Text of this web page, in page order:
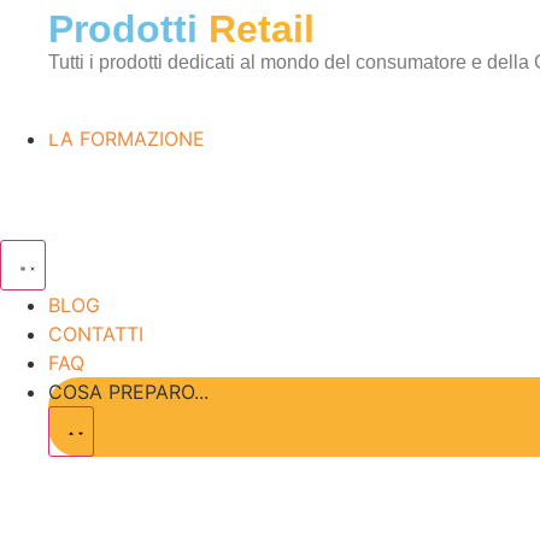
Prodotti Retail
Tutti i prodotti dedicati al mondo del consumatore e della
LA FORMAZIONE
BLOG
CONTATTI
FAQ
COSA PREPARO...